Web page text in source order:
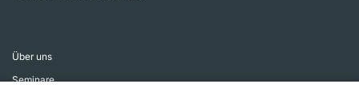
Über uns
Seminare